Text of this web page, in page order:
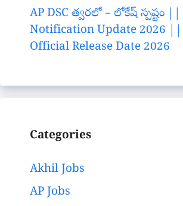
AP DSC త్వరలో – లోకేష్ స్పష్టం ||
Notification Update 2026 ||
Official Release Date 2026
Categories
Akhil Jobs
AP Jobs